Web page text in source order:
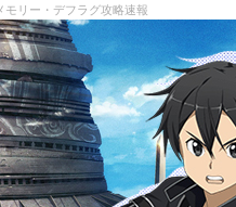
リー・デフラグ攻略速報